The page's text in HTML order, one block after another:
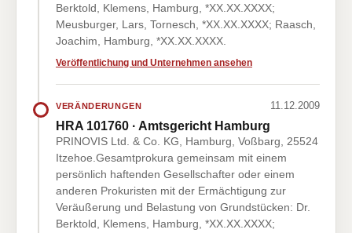
Berktold, Klemens, Hamburg, *XX.XX.XXXX;
Meusburger, Lars, Tornesch, *XX.XX.XXXX; Raasch,
Joachim, Hamburg, *XX.XX.XXXX.
Veröffentlichung und Unternehmen ansehen
VERÄNDERUNGEN 11.12.2009
HRA 101760 · Amtsgericht Hamburg
PRINOVIS Ltd. & Co. KG, Hamburg, Voßbarg, 25524
Itzehoe.Gesamtprokura gemeinsam mit einem
persönlich haftenden Gesellschafter oder einem
anderen Prokuristen mit der Ermächtigung zur
Veräußerung und Belastung von Grundstücken: Dr.
Berktold, Klemens, Hamburg, *XX.XX.XXXX;